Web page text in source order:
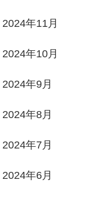
2024年11月
2024年10月
2024年9月
2024年8月
2024年7月
2024年6月